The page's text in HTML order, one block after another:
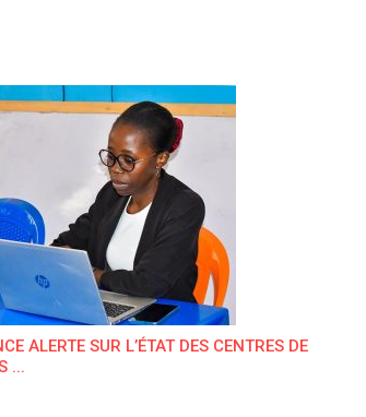
ALERTE SUR L’ÉTAT DES CENTRES DE
...